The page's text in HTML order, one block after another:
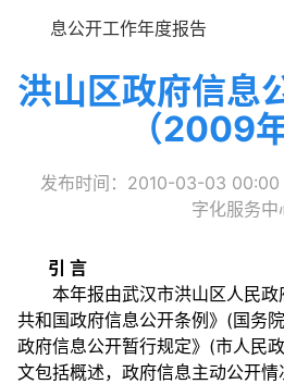
息公开工作年度报告
洪山区政府信息
（2009
发布时间：2010-03-03 00:00
字化服务中
引 言
本年报由武汉市洪山区人民政
共和国政府信息公开条例》(国务
政府信息公开暂行规定》(市人民
文包括概述，政府信息主动公开